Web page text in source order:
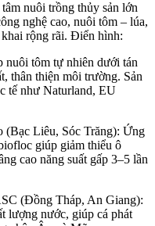
nuôi trồng thủy sản lớn
nghệ cao, nuôi tôm – lúa,
rộng rãi. Điển hình:
tôm tự nhiên dưới tán
thân thiện môi trường. Sản
tế như Naturland, EU
(Bạc Liêu, Sóc Trăng): Ứng
giúp giảm thiểu ô
cao năng suất gấp 3–5 lần
(Đồng Tháp, An Giang):
lượng nước, giúp cá phát